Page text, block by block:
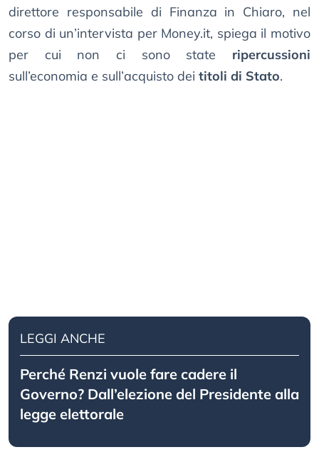
direttore responsabile di Finanza in Chiaro, nel
corso di un’intervista per Money.it, spiega il motivo
per cui non ci sono state ripercussioni
sull’economia e sull’acquisto dei titoli di Stato.
LEGGI ANCHE
Perché Renzi vuole fare cadere il
Governo? Dall’elezione del Presidente alla
legge elettorale